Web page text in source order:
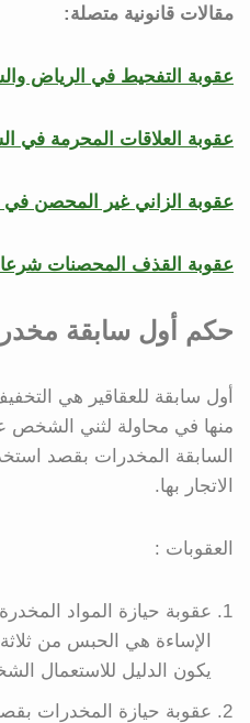
مقالات قانونية متصلة:
عقوبة التفحيط في الرياض
عقوبة العلاقات المحرمة في
عقوبة الزاني غير المحصن في
عقوبة القذف المحصنات شرعا
حكم أول سابقة
أول سابقة للعقاقير هي
منها في محاولة لثني الشخص
السابقة المخدرات بقصد
الاتجار بها.
العقوبات :
عقوبة حيازة المواد
الإساءة هي الحبس من
يكون الدليل للاستعمال
عقوبة حيازة المخدرات